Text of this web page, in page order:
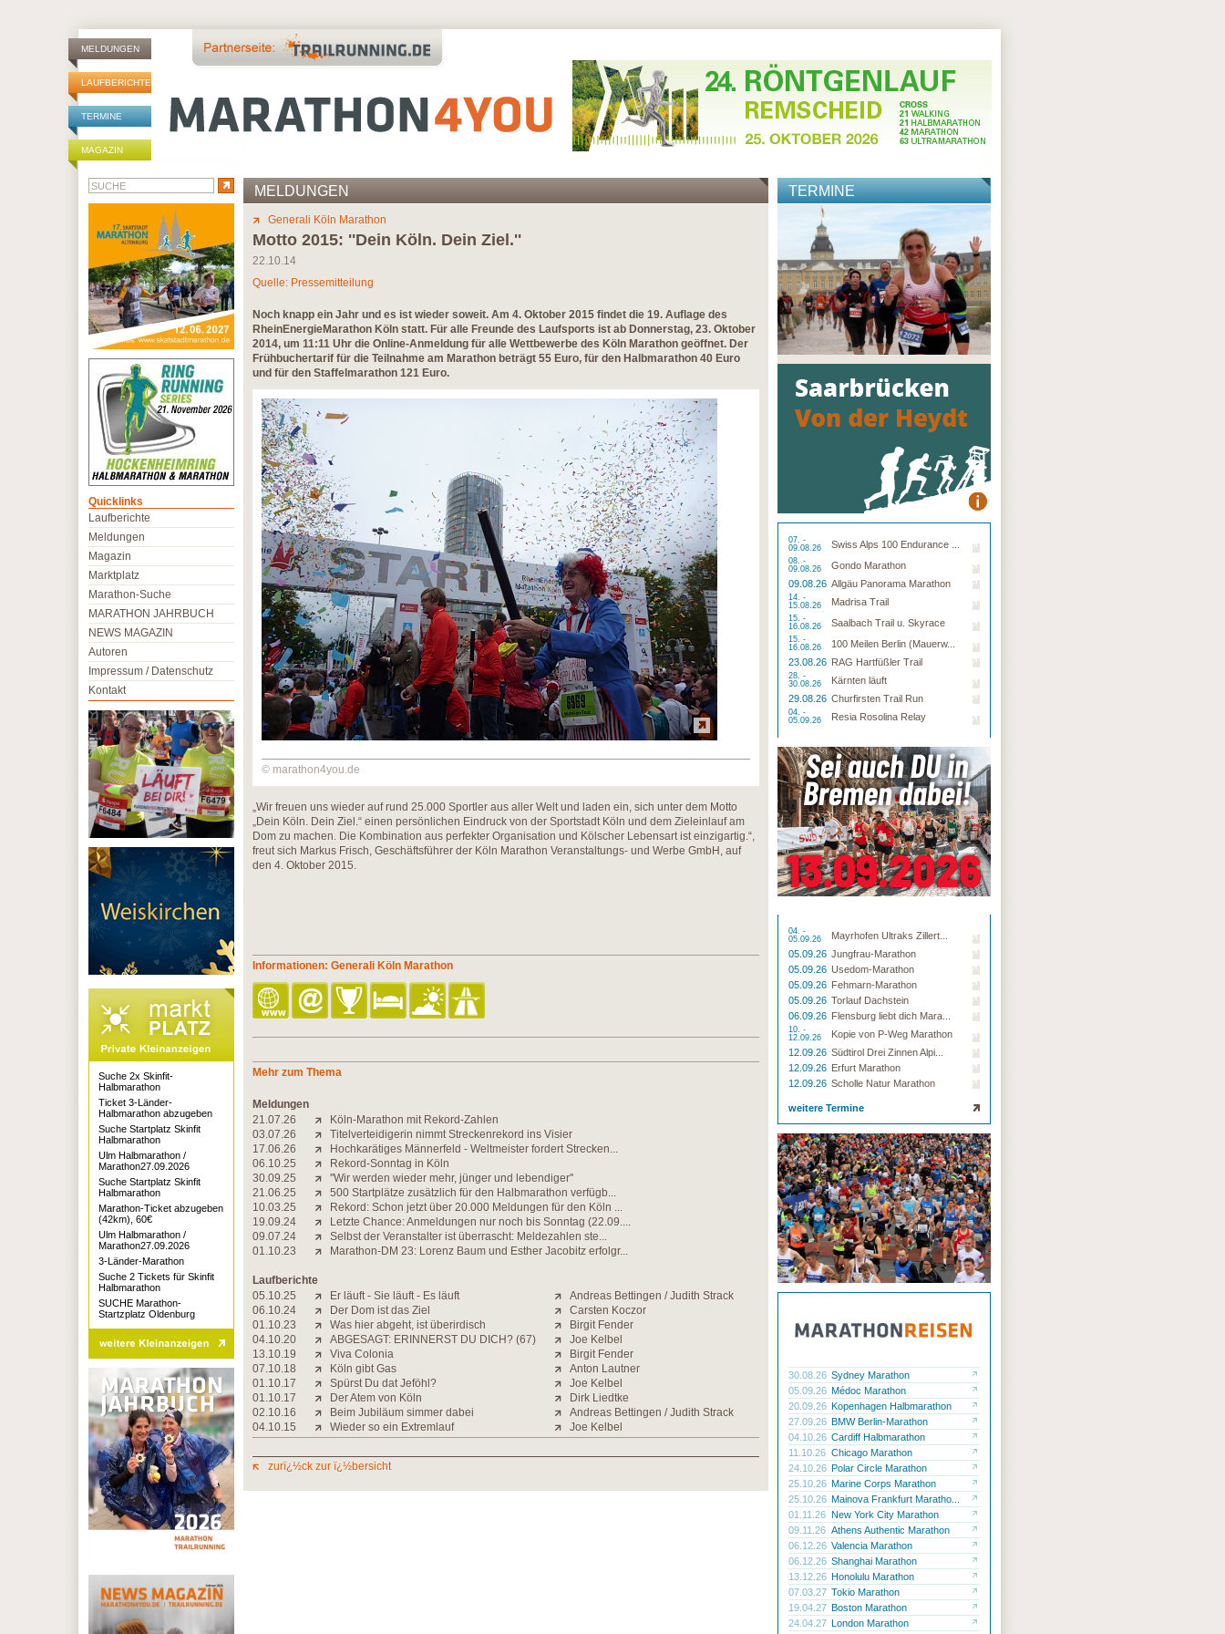
MELDUNGEN
LAUFBERICHTE
TERMINE
MAGAZIN
MELDUNGEN
Generali Köln Marathon
Motto 2015: ''Dein Köln. Dein Ziel.''
22.10.14
Quelle: Pressemitteilung
Noch knapp ein Jahr und es ist wieder soweit. Am 4. Oktober 2015 findet die 19. Auflage des
RheinEnergieMarathon Köln statt. Für alle Freunde des Laufsports ist ab Donnerstag, 23. Oktober
2014, um 11:11 Uhr die Online-Anmeldung für alle Wettbewerbe des Köln Marathon geöffnet. Der
Frühbuchertarif für die Teilnahme am Marathon beträgt 55 Euro, für den Halbmarathon 40 Euro
und für den Staffelmarathon 121 Euro.
© marathon4you.de
„Wir freuen uns wieder auf rund 25.000 Sportler aus aller Welt und laden ein, sich unter dem Motto
„Dein Köln. Dein Ziel.“ einen persönlichen Eindruck von der Sportstadt Köln und dem Zieleinlauf am
Dom zu machen. Die Kombination aus perfekter Organisation und Kölscher Lebensart ist einzigartig.“,
freut sich Markus Frisch, Geschäftsführer der Köln Marathon Veranstaltungs- und Werbe GmbH, auf
den 4. Oktober 2015.
Informationen: Generali Köln Marathon
Mehr zum Thema
Meldungen
21.07.26
Köln-Marathon mit Rekord-Zahlen
03.07.26
Titelverteidigerin nimmt Streckenrekord ins Visier
17.06.26
Hochkarätiges Männerfeld - Weltmeister fordert Strecken...
06.10.25
Rekord-Sonntag in Köln
30.09.25
''Wir werden wieder mehr, jünger und lebendiger''
21.06.25
500 Startplätze zusätzlich für den Halbmarathon verfügb...
10.03.25
Rekord: Schon jetzt über 20.000 Meldungen für den Köln ...
19.09.24
Letzte Chance: Anmeldungen nur noch bis Sonntag (22.09....
09.07.24
Selbst der Veranstalter ist überrascht: Meldezahlen ste...
01.10.23
Marathon-DM 23: Lorenz Baum und Esther Jacobitz erfolgr...
Laufberichte
05.10.25
Er läuft - Sie läuft - Es läuft
Andreas Bettingen / Judith Strack
06.10.24
Der Dom ist das Ziel
Carsten Koczor
01.10.23
Was hier abgeht, ist überirdisch
Birgit Fender
04.10.20
ABGESAGT: ERINNERST DU DICH? (67)
Joe Kelbel
13.10.19
Viva Colonia
Birgit Fender
07.10.18
Köln gibt Gas
Anton Lautner
01.10.17
Spürst Du dat Jeföhl?
Joe Kelbel
01.10.17
Der Atem von Köln
Dirk Liedtke
02.10.16
Beim Jubiläum simmer dabei
Andreas Bettingen / Judith Strack
04.10.15
Wieder so ein Extremlauf Joe Kelbel
zurï¿½ck zur ï¿½bersicht
TERMINE
07. -
09.08.26
Swiss Alps 100 Endurance ...
08. -
09.08.26
Gondo Marathon
09.08.26 Allgäu Panorama Marathon
14. -
15.08.26
Madrisa Trail
15. -
16.08.26
Saalbach Trail u. Skyrace
15. -
16.08.26
100 Meilen Berlin (Mauerw...
23.08.26 RAG Hartfüßler Trail
28. -
30.08.26
Kärnten läuft
29.08.26 Churfirsten Trail Run
04. -
05.09.26
Resia Rosolina Relay
04. -
05.09.26
Mayrhofen Ultraks Zillert...
05.09.26 Jungfrau-Marathon
05.09.26 Usedom-Marathon
05.09.26 Fehmarn-Marathon
05.09.26 Torlauf Dachstein
06.09.26 Flensburg liebt dich Mara...
10. -
12.09.26
Kopie von P-Weg Marathon
12.09.26 Südtirol Drei Zinnen Alpi...
12.09.26 Erfurt Marathon
12.09.26 Scholle Natur Marathon
weitere Termine
30.08.26 Sydney Marathon
05.09.26 Médoc Marathon
20.09.26 Kopenhagen Halbmarathon
27.09.26 BMW Berlin-Marathon
04.10.26 Cardiff Halbmarathon
11.10.26 Chicago Marathon
24.10.26 Polar Circle Marathon
25.10.26 Marine Corps Marathon
25.10.26 Mainova Frankfurt Maratho...
01.11.26 New York City Marathon
09.11.26 Athens Authentic Marathon
06.12.26 Valencia Marathon
06.12.26 Shanghai Marathon
13.12.26 Honolulu Marathon
07.03.27 Tokio Marathon
19.04.27 Boston Marathon
24.04.27 London Marathon
Quicklinks
Laufberichte
Meldungen
Magazin
Marktplatz
Marathon-Suche
MARATHON JAHRBUCH
NEWS MAGAZIN
Autoren
Impressum / Datenschutz
Kontakt
Suche 2x Skinfit-
Halbmarathon
Ticket 3-Länder-
Halbmarathon abzugeben
Suche Startplatz Skinfit
Halbmarathon
Ulm Halbmarathon /
Marathon27.09.2026
Suche Startplatz Skinfit
Halbmarathon
Marathon-Ticket abzugeben
(42km), 60€
Ulm Halbmarathon /
Marathon27.09.2026
3-Länder-Marathon
Suche 2 Tickets für Skinfit
Halbmarathon
SUCHE Marathon-
Startzplatz Oldenburg